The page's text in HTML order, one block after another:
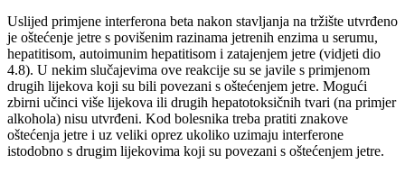
Uslijed primjene interferona beta nakon stavljanja na tržište utvrđeno
je oštećenje jetre s povišenim razinama jetrenih enzima u serumu,
hepatitisom, autoimunim hepatitisom i zatajenjem jetre (vidjeti dio
4.8). U nekim slučajevima ove reakcije su se javile s primjenom
drugih lijekova koji su bili povezani s oštećenjem jetre. Mogući
zbirni učinci više lijekova ili drugih hepatotoksičnih tvari (na primjer
alkohola) nisu utvrđeni. Kod bolesnika treba pratiti znakove
oštećenja jetre i uz veliki oprez ukoliko uzimaju interferone
istodobno s drugim lijekovima koji su povezani s oštećenjem jetre.